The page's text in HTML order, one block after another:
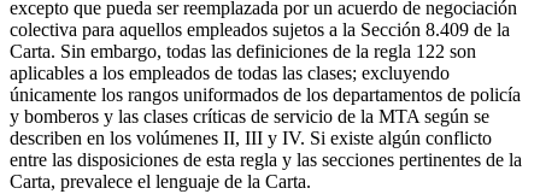
excepto que pueda ser reemplazada por un acuerdo de negociación
colectiva para aquellos empleados sujetos a la Sección 8.409 de la
Carta. Sin embargo, todas las definiciones de la regla 122 son
aplicables a los empleados de todas las clases; excluyendo
únicamente los rangos uniformados de los departamentos de policía
y bomberos y las clases críticas de servicio de la MTA según se
describen en los volúmenes II, III y IV. Si existe algún conflicto
entre las disposiciones de esta regla y las secciones pertinentes de la
Carta, prevalece el lenguaje de la Carta.